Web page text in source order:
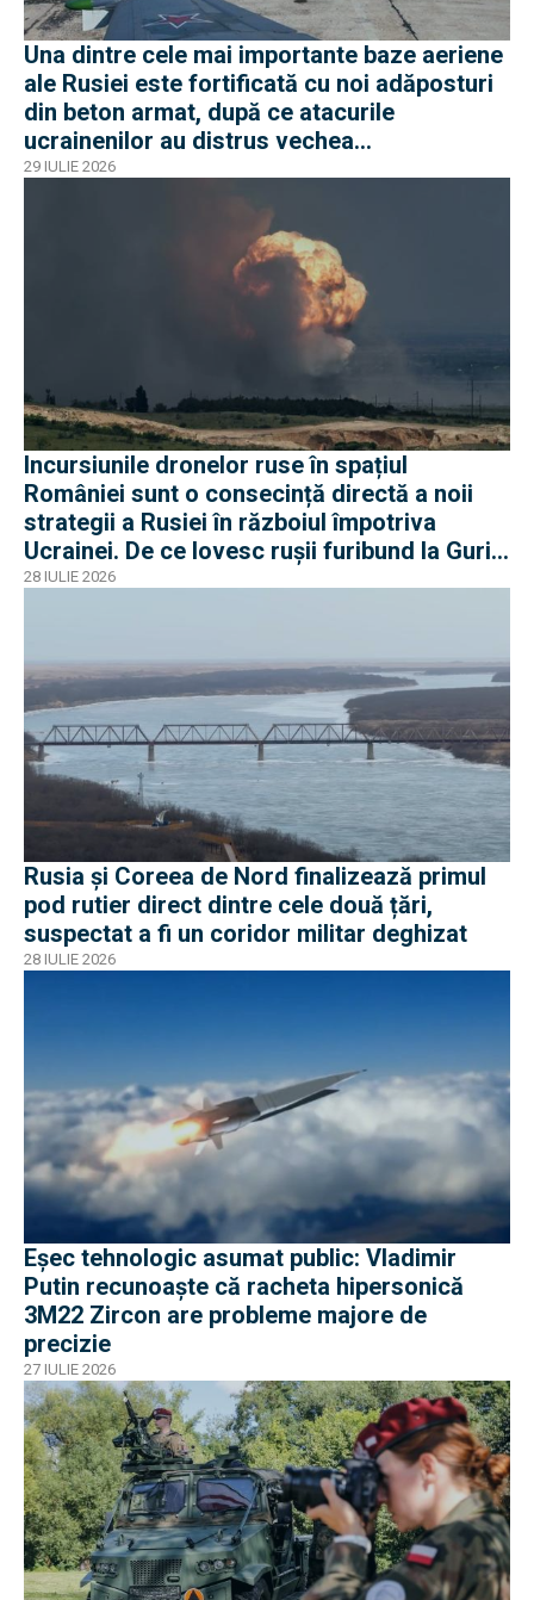
Una dintre cele mai importante baze aeriene
ale Rusiei este fortificată cu noi adăposturi
din beton armat, după ce atacurile
ucrainenilor au distrus vechea
infrastructură de apărare
29 IULIE 2026
Incursiunile dronelor ruse în spațiul
României sunt o consecință directă a noii
strategii a Rusiei în războiul împotriva
Ucrainei. De ce lovesc rușii furibund la Gurile
Dunării
28 IULIE 2026
Rusia și Coreea de Nord finalizează primul
pod rutier direct dintre cele două țări,
suspectat a fi un coridor militar deghizat
28 IULIE 2026
Eșec tehnologic asumat public: Vladimir
Putin recunoaște că racheta hipersonică
3M22 Zircon are probleme majore de
precizie
27 IULIE 2026